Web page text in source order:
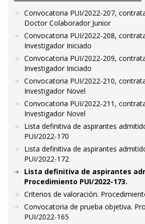
Convocatoria PUI/2022-207,
Doctor Colaborador Junior
Convocatoria PUI/2022-208,
Investigador Iniciado
Convocatoria PUI/2022-209,
Investigador Iniciado
Convocatoria PUI/2022-210,
Investigador Novel
Convocatoria PUI/2022-211,
Investigador Novel
Lista definitiva de aspirantes
PUI/2022-170
Lista definitiva de aspirantes
PUI/2022-172
Lista definitiva de aspirantes
Procedimiento PUI/2022-173.
Criterios de valoración.
Convocatoria de prueba objetiva.
PUI/2022-165